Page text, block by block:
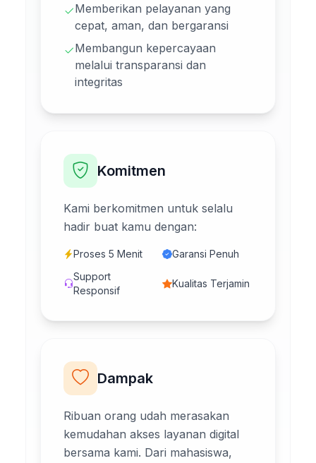
Memberikan pelayanan yang
cepat, aman, dan bergaransi
Membangun kepercayaan
melalui transparansi dan
integritas
Komitmen
Kami berkomitmen untuk selalu
hadir buat kamu dengan:
Proses 5 Menit
Garansi Penuh
Support
Responsif
Kualitas Terjamin
Dampak
Ribuan orang udah merasakan
kemudahan akses layanan digital
bersama kami. Dari mahasiswa,